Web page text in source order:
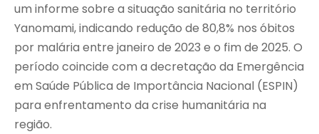
um informe sobre a situação sanitária no território
Yanomami, indicando redução de 80,8% nos óbitos
por malária entre janeiro de 2023 e o fim de 2025. O
período coincide com a decretação da Emergência
em Saúde Pública de Importância Nacional (ESPIN)
para enfrentamento da crise humanitária na
região.